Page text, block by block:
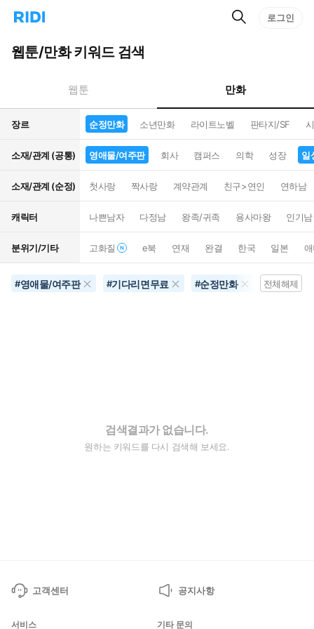
리
홈
으
턴
트
검
로그인
웹툰/만화 키워드 검색
웹툰 만화
장르 순정만화 소년만화 라이트노벨 판타지/SF
소재/관계 (공통) 영애물/여주판 회사 캠퍼스 의학 성장 일
소재/관계 (순정) 첫사랑 짝사랑 계약관계 친구>연인 연하남
캐릭터 나쁜남자 다정남 왕족/귀족 용사마왕 인기남
분위기/기타 고화질 e북 연재 완결 한국 일본
#영애물/여주판 #기다리면무료 #순정만화 #연상남
전체해제
검색결과가 없습니다.
원하는 키워드를 다시 검색해 보세요.
고객센터 공지사항
서비스 기타 문의